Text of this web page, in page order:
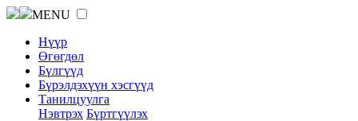
MENU
Нүүр
Өгөгдөл
Бүлгүүд
Бүрэлдэхүүн хэсгүүд
Танилцуулга
Нэвтрэх Бүртгүүлэх